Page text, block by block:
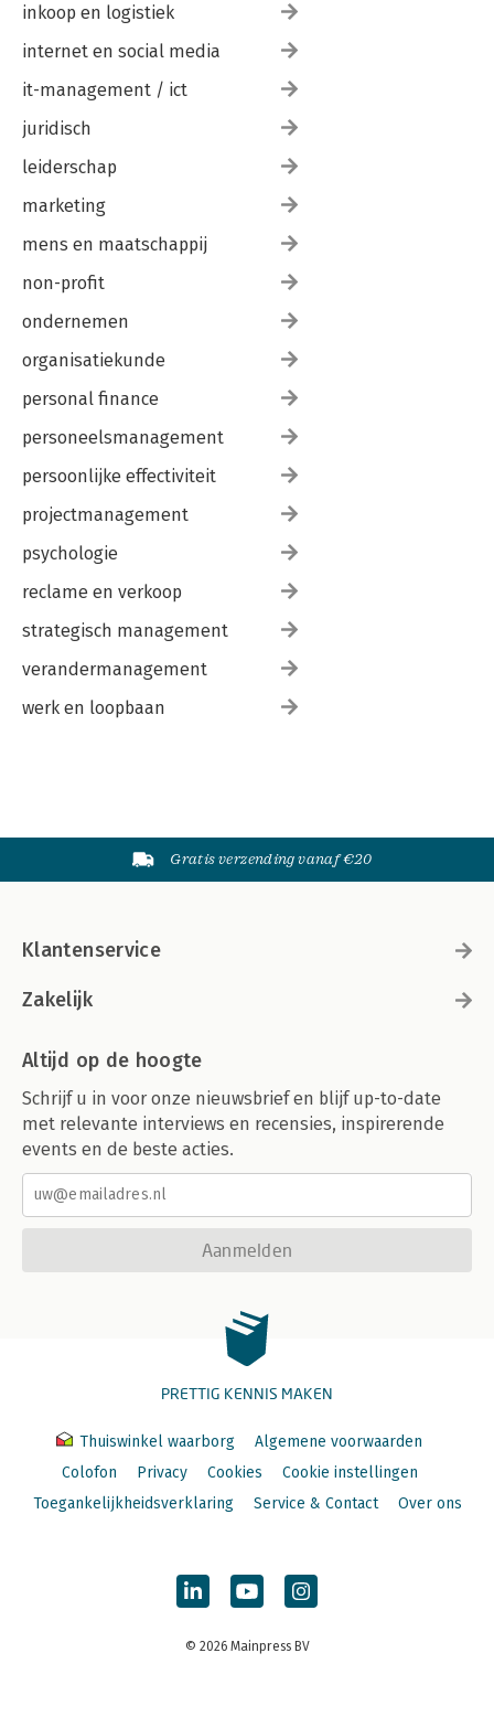
inkoop en logistiek
internet en social media
it-management / ict
juridisch
leiderschap
marketing
mens en maatschappij
non-profit
ondernemen
organisatiekunde
personal finance
personeelsmanagement
persoonlijke effectiviteit
projectmanagement
psychologie
reclame en verkoop
strategisch management
verandermanagement
werk en loopbaan
Gratis verzending vanaf €20
Klantenservice
Zakelijk
Altijd op de hoogte
Schrijf u in voor onze nieuwsbrief en blijf up-to-date
met relevante interviews en recensies, inspirerende
events en de beste acties.
Aanmelden
PRETTIG KENNIS MAKEN
Thuiswinkel waarborg
Algemene voorwaarden
Colofon
Privacy Cookies
Cookie instellingen
Toegankelijkheidsverklaring
Service & Contact Over ons
© 2026 Mainpress BV